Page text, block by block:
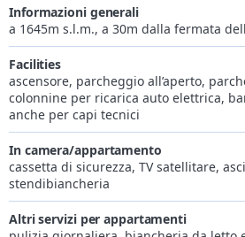
gran parte dei comprensori sciistici del
mai usare l’automobile. E per i più
discesa alpinistica della Val di Mezdi
fronte all’hotel. Per godervi appieno la
neve potrete inoltre provare l’emozione
delle escursioni con le ciaspole o di una
lo slittino. Potrete inoltre divertirvi con
una sfida sui pattini o concedervi un
un’indimenticabile passeggiata sulle
In estate tutto diventa poesia: verdi
fiori variopinti e le maestose Dolomiti
dall’hotel partono numerose
scoprire tutte le magie di una natura
Informazioni generali
a 1645m s.l.m., a 30m dalla fermata
Facilities
ascensore, parcheggio all’aperto,
colonnine per ricarica auto elettrica,
anche per capi tecnici
In camera/appartamento
cassetta di sicurezza, TV satellitare,
stendibiancheria
Altri servizi per appartamenti